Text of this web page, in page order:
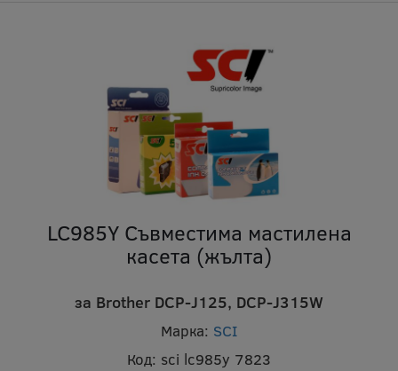
LC985Y Съвместима мастилена
касета (жълта)
за Brother DCP-J125, DCP-J315W
Марка: SCI
Код: sci lc985y 7823